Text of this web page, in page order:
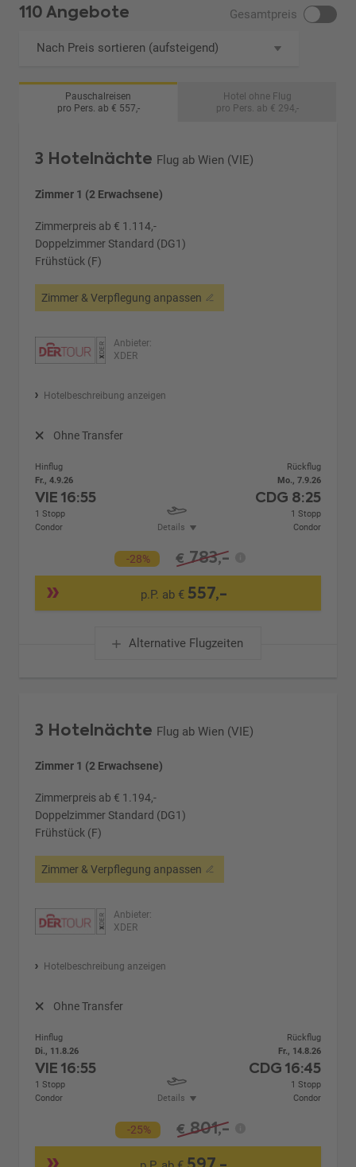
110 Angebote Gesamtpreis
Nach Preis sortieren (aufsteigend)
Pauschalreisen
pro Pers. ab € 557,-
Hotel ohne Flug
pro Pers. ab € 294,-
3 Hotelnächte Flug ab Wien (VIE)
Zimmer 1 (2 Erwachsene)
Zimmerpreis ab € 1.114,-
Doppelzimmer Standard (DG1)
Frühstück (F)
Zimmer & Verpflegung anpassen
Anbieter:
XDER
Hotelbeschreibung anzeigen
Ohne Transfer
Hinflug
Fr., 4.9.26
VIE16:55
1 Stopp
Condor
Details
Rückflug
Mo., 7.9.26
CDG 8:25
1 Stopp
Condor
-28% € 783,-
p.P. ab € 557,-
Alternative Flugzeiten
3 Hotelnächte Flug ab Wien (VIE)
Zimmer 1 (2 Erwachsene)
Zimmerpreis ab € 1.194,-
Doppelzimmer Standard (DG1)
Frühstück (F)
Zimmer & Verpflegung anpassen
Anbieter:
XDER
Hotelbeschreibung anzeigen
Ohne Transfer
Hinflug
Di., 11.8.26
VIE16:55
1 Stopp
Condor
Details
Rückflug
Fr., 14.8.26
CDG 16:45
1 Stopp
Condor
-25% € 801,-